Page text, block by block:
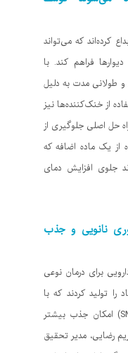
کرده‌اند که می‌تواند
فراهم کند. با
و طولانی مدت به دلیل
از خنک‌کننده‌ها نیز
حل اصلی جلوگیری از
از یک ماده اضافه که
جلوی افزایش دمای
نانویی و جذب
برای درمان نوعی
تولید کردند که با
بهره‌گیری از فناوری موسوم به (SNEDDS) امکان جذب بیشتر
رضایی، مدیر تحقیق